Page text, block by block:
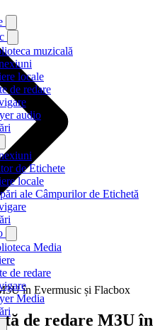
muzicală
locale
de redare
audio
de Etichete
locale
ale Câmpurilor de Etichetă
Media
de redare
Media
în Evermusic și Flacbox
de redare M3U în